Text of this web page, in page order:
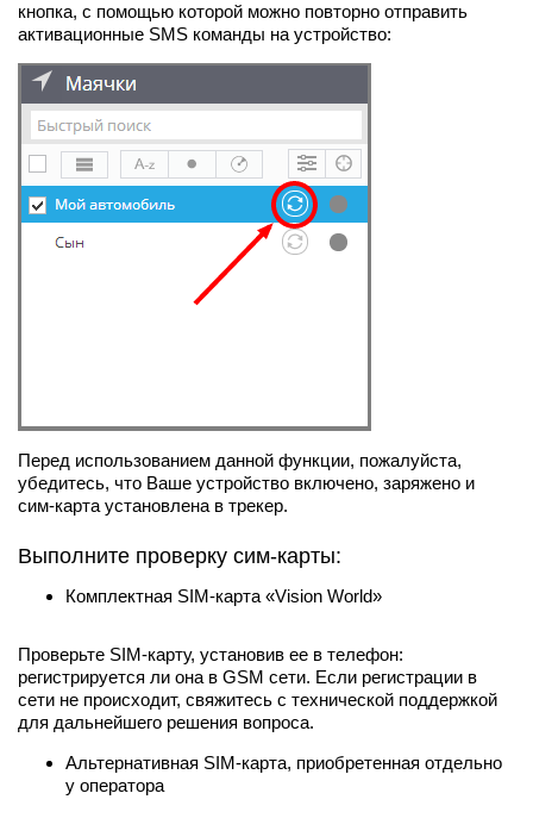
кнопка, с помощью которой можно повторно отправить
активационные SMS команды на устройство:
Перед использованием данной функции, пожалуйста,
убедитесь, что Ваше устройство включено, заряжено и
сим-карта установлена в трекер.
Выполните проверку сим-карты:
Комплектная SIM-карта «Vision World»
Проверьте SIM-карту, установив ее в телефон:
регистрируется ли она в GSM сети. Если регистрации в
сети не происходит, свяжитесь с технической поддержкой
для дальнейшего решения вопроса.
Альтернативная SIM-карта, приобретенная отдельно
у оператора